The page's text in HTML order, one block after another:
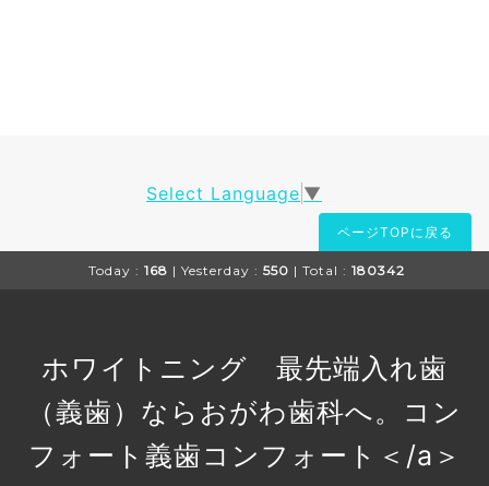
Select Language ▼
ページTOPに戻る
Today : 168 | Yesterday : 550 | Total : 180342
ホワイトニング 最先端入れ歯
（義歯）ならおがわ歯科へ。コン
フォート義歯コンフォート＜/a＞